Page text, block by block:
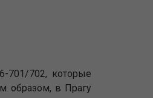
701/702, которые
образом, в Прагу